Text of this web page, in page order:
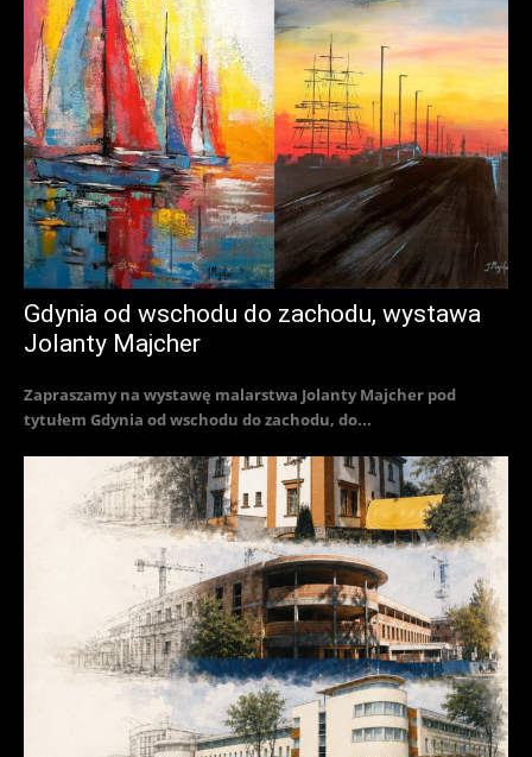
Gdynia od wschodu do zachodu, wystawa
Jolanty Majcher
Zapraszamy na wystawę malarstwa Jolanty Majcher pod
tytułem Gdynia od wschodu do zachodu, do...